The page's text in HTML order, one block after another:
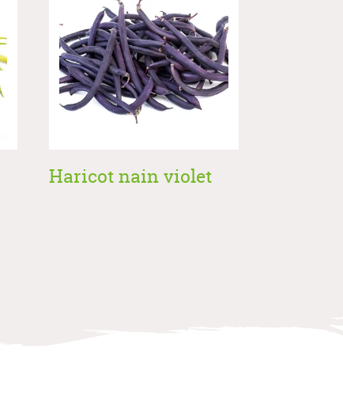
Haricot nain violet